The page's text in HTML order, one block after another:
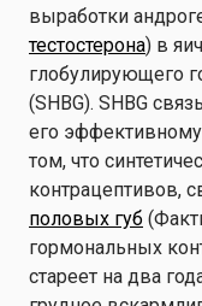
выработки
тестостерона) в
глобулирующего
(SHBG). SHBG
его
том, что
контрацептивов,
половых губ
гормональных
стареет на два